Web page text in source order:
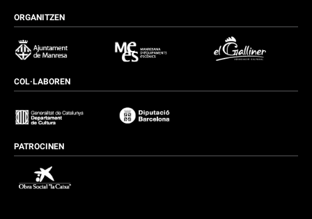
ORGANITZEN
COL·LABOREN
PATROCINEN